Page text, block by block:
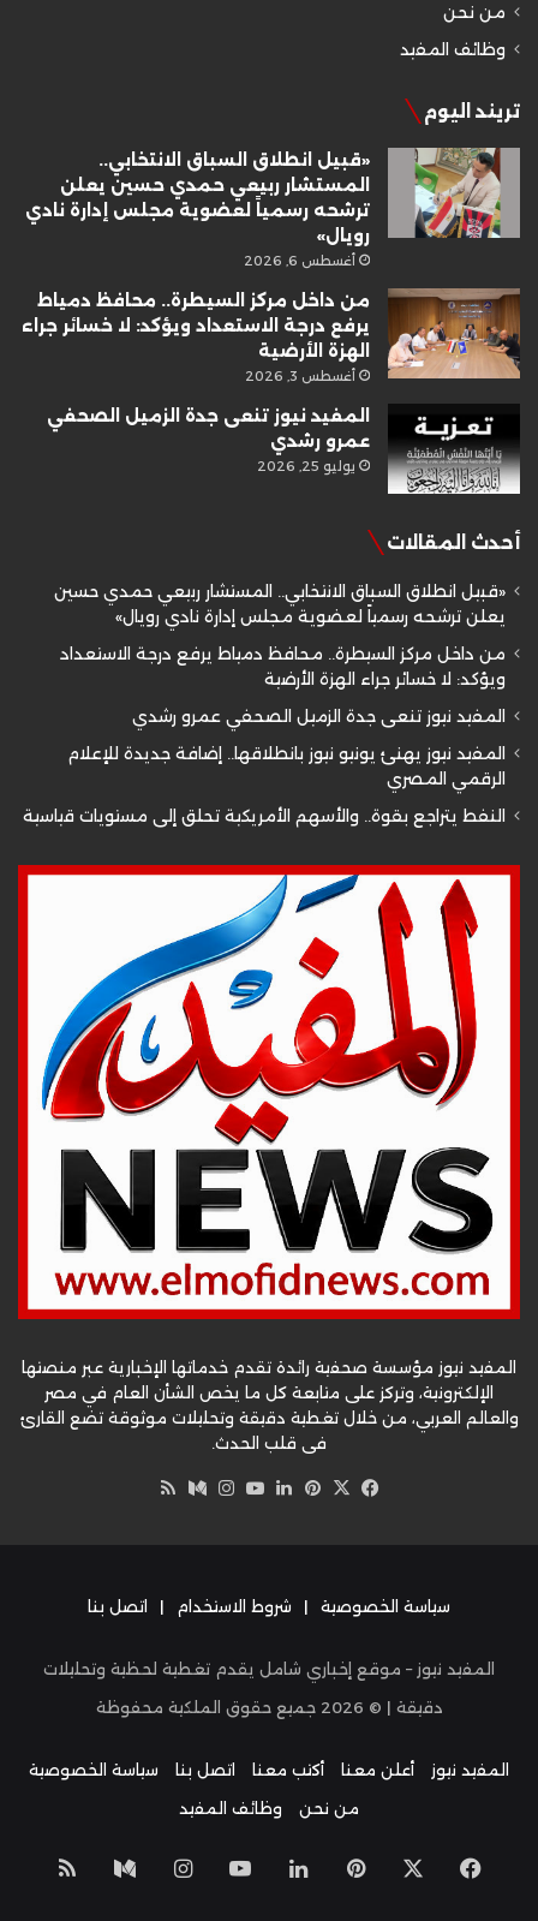
من نحن
وظائف المفيد
تريند اليوم
«قبيل انطلاق السباق الانتخابي..
المستشار ربيعي حمدي حسين يعلن
ترشحه رسمياً لعضوية مجلس إدارة نادي
رويال»
أغسطس 6, 2026
من داخل مركز السيطرة.. محافظ دمياط
يرفع درجة الاستعداد ويؤكد: لا خسائر جراء
الهزة الأرضية
أغسطس 3, 2026
المفيد نيوز تنعى جدة الزميل الصحفي
عمرو رشدي
يوليو 25, 2026
أحدث المقالات
«قبيل انطلاق السباق الانتخابي.. المستشار ربيعي حمدي حسين
يعلن ترشحه رسمياً لعضوية مجلس إدارة نادي رويال»
من داخل مركز السيطرة.. محافظ دمياط يرفع درجة الاستعداد
ويؤكد: لا خسائر جراء الهزة الأرضية
المفيد نيوز تنعى جدة الزميل الصحفي عمرو رشدي
المفيد نيوز يهنئ يونيو نيوز بانطلاقها.. إضافة جديدة للإعلام
الرقمي المصري
النفط يتراجع بقوة.. والأسهم الأمريكية تحلق إلى مستويات قياسية
المفيد نيوز مؤسسة صحفية رائدة تقدم خدماتها الإخبارية عبر منصتها
الإلكترونية، وتركز على متابعة كل ما يخص الشأن العام في مصر
والعالم العربي، من خلال تغطية دقيقة وتحليلات موثوقة تضع القارئ
في قلب الحدث.
فيسبوك
‫X بينتيريست
لينكدإن‫YouTube
انستقرام
وسط
سياسة الخصوصية | شروط الاستخدام | اتصل بنا
المفيد نيوز – موقع إخباري شامل يقدم تغطية لحظية وتحليلات
دقيقة | © 2026 جميع حقوق الملكية محفوظة
المفيد نيوز أعلن معنا أكتب معنا اتصل بنا
سياسة الخصوصية
من نحن
وظائف المفيد
فيسبوك بينتيريست
لينكدإن‫YouTube
انستقراموسط